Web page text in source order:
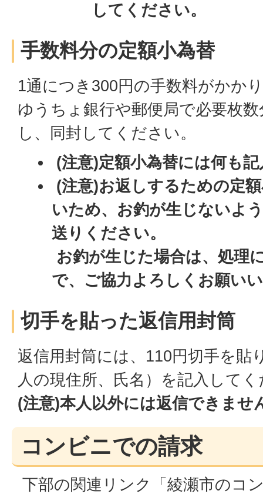
してください。
手数料分の定額小為替
1通につき300円の手数料がかか
ゆうちょ銀行や郵便局で必要枚
し、同封してください。
(注意)定額小為替には何も
(注意)お返しするための定
いため、お釣が生じないよ
送りください。
お釣が生じた場合は、処理
で、ご協力よろしくお願い
切手を貼った返信用封筒
返信用封筒には、110円切手を貼
人の現住所、氏名）を記入して
(注意)本人以外には返信できませ
コンビニでの請求
下部の関連リンク「綾瀬市のコ